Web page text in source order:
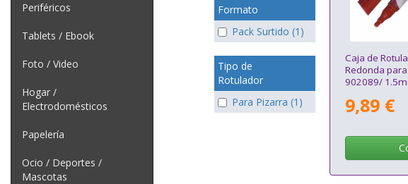
Periféricos
Tablets / Ebook
Foto / Video
Hogar /
Electrodomésticos
Papelería
Ocio / Deportes /
Mascotas
Formato
Pack Surtido (1)
Tipo de
Rotulador
Para Pizarra (1)
Caja de
Redonda
902089/
9,89 €